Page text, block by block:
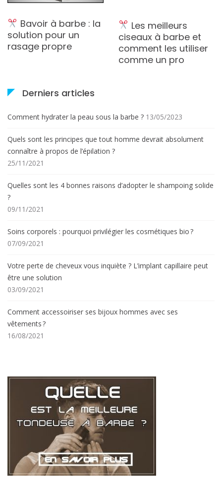
Bavoir à barbe : la
solution pour un
rasage propre
Les meilleurs
ciseaux à barbe et
comment les utiliser
comme un pro
Derniers articles
Comment hydrater la peau sous la barbe ? 13/05/2023
Quels sont les principes que tout homme devrait absolument
connaître à propos de l’épilation ?
25/11/2021
Quelles sont les 4 bonnes raisons d’adopter le shampoing solide
?
09/11/2021
Soins corporels : pourquoi privilégier les cosmétiques bio ?
07/09/2021
Votre perte de cheveux vous inquiète ? L’implant capillaire peut
être une solution
03/09/2021
Comment accessoiriser ses bijoux hommes avec ses
vêtements ?
16/08/2021